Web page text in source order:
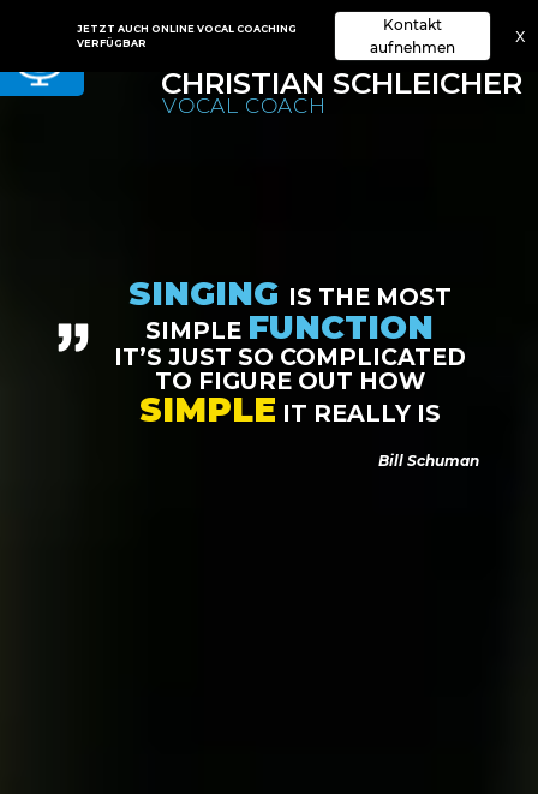
JETZT AUCH ONLINE VOCAL COACHING
VERFÜGBAR
Kontakt
aufnehmen
x
VOCAL COACH
CHRISTIAN SCHLEICHER
SINGING IS THE MOST
SIMPLE FUNCTION
IT’S JUST SO COMPLICATED
TO FIGURE OUT HOW
SIMPLE IT REALLY IS
Bill Schuman